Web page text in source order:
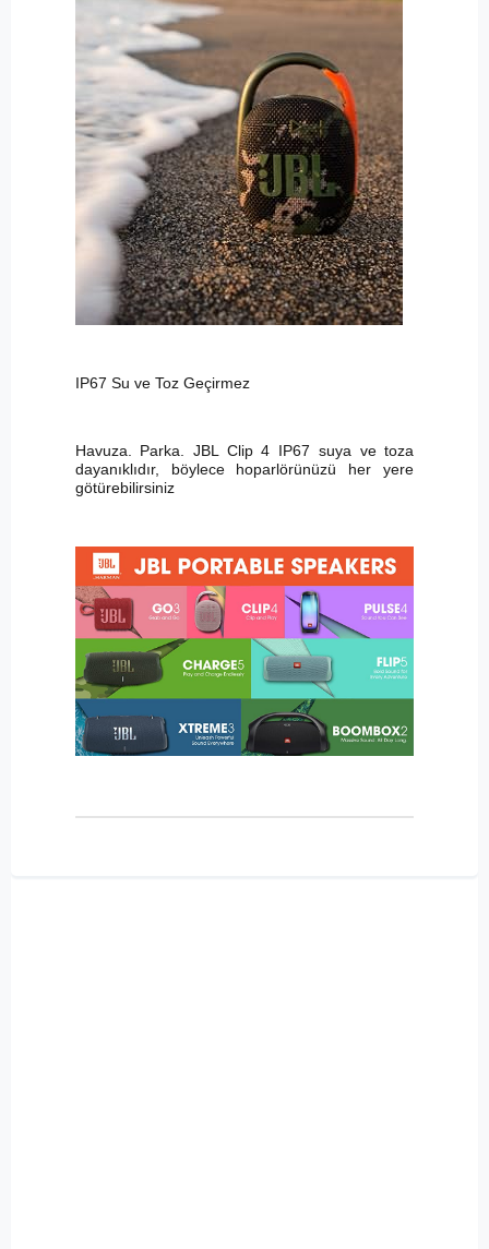
IP67 Su ve Toz Geçirmez
Havuza. Parka. JBL Clip 4 IP67 suya ve toza
dayanıklıdır, böylece hoparlörünüzü her yere
götürebilirsiniz